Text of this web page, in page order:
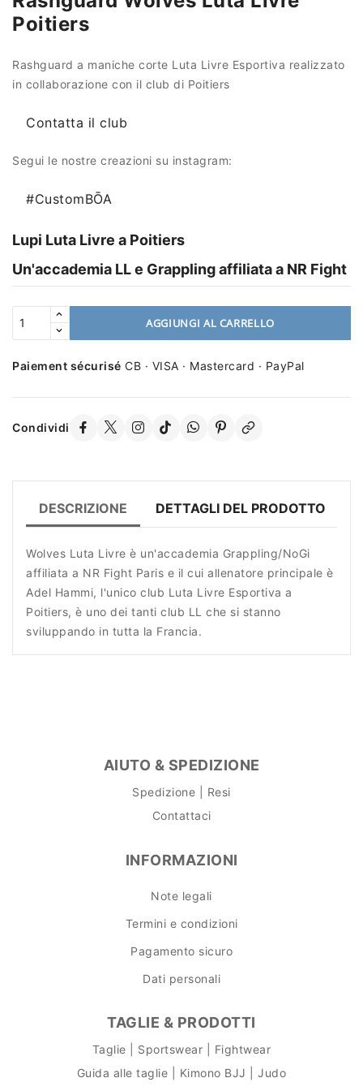
Poitiers
Rashguard a maniche corte Luta Livre Esportiva realizzato
in collaborazione con il club di Poitiers
Contatta il club
Segui le nostre creazioni su instagram:
#CustomBŌA
Lupi Luta Livre a Poitiers
Un'accademia LL e Grappling affiliata a NR Fight
AGGIUNGI AL CARRELLO
Paiement sécurisé CB · VISA · Mastercard · PayPal
Condividi
DESCRIZIONE DETTAGLI DEL PRODOTTO
Wolves Luta Livre è un'accademia Grappling/NoGi
affiliata a NR Fight Paris e il cui allenatore principale è
Adel Hammi, l'unico club Luta Livre Esportiva a
Poitiers, è uno dei tanti club LL che si stanno
sviluppando in tutta la Francia.
AIUTO & SPEDIZIONE
Spedizione | Resi
Contattaci
INFORMAZIONI
Note legali
Termini e condizioni
Pagamento sicuro
Dati personali
TAGLIE & PRODOTTI
Taglie | Sportswear | Fightwear
Guida alle taglie | Kimono BJJ | Judo